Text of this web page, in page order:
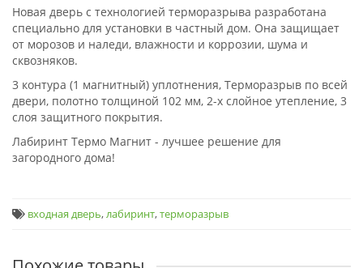
Новая дверь с технологией терморазрыва разработана
специально для установки в частный дом. Она защищает
от морозов и наледи, влажности и коррозии, шума и
сквозняков.
3 контура (1 магнитный) уплотнения, Терморазрыв по всей
двери, полотно толщиной 102 мм, 2-х слойное утепление, 3
слоя защитного покрытия.
Лабиринт Термо Магнит - лучшее решение для
загородного дома!
входная дверь,лабиринт,терморазрыв